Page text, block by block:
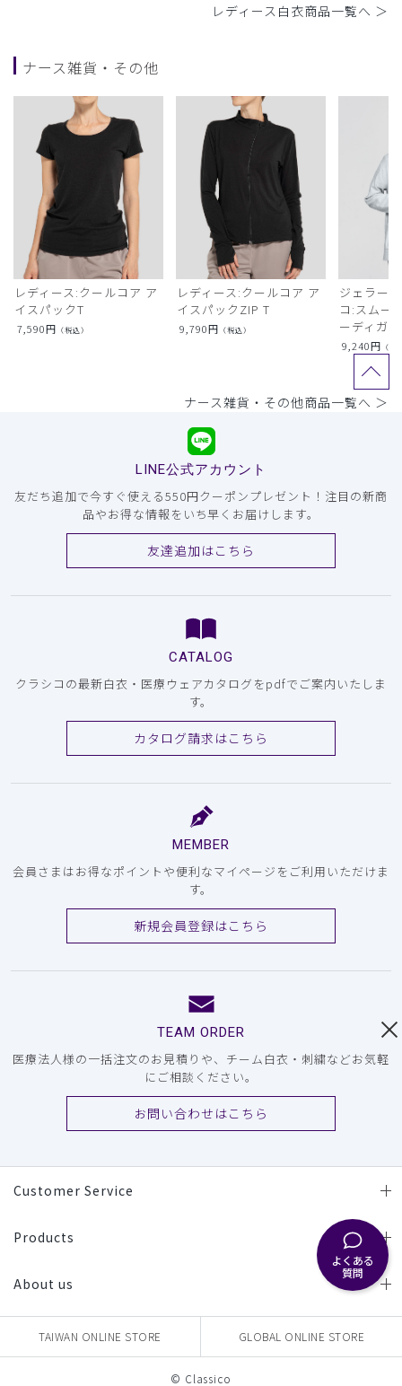
よくある
質問
レディース白衣商品一覧へ ＞
ナース雑貨・その他
レディース:クールコア ア
イスパックT
7,590円 （税込）
レディース:クールコア ア
イスパックZIP T
9,790円 （税込）
ジェラー
コ:スムー
ーディガン
9,240円 （税
ナース雑貨・その他商品一覧へ ＞
LINE公式アカウント
友だち追加で今すぐ使える550円クーポンプレゼント！注目の新商
品やお得な情報をいち早くお届けします。
友達追加はこちら
CATALOG
クラシコの最新白衣・医療ウェアカタログをpdfでご案内いたしま
す。
カタログ請求はこちら
MEMBER
会員さまはお得なポイントや便利なマイページをご利用いただけま
す。
新規会員登録はこちら
TEAM ORDER
医療法人様の一括注文のお見積りや、チーム白衣・刺繍などお気軽
にご相談ください。
お問い合わせはこちら
Customer Service
Products
About us
TAIWAN ONLINE STORE GLOBAL ONLINE STORE
© Classico